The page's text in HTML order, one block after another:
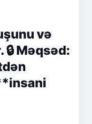
və
🔒 Məqsəd: